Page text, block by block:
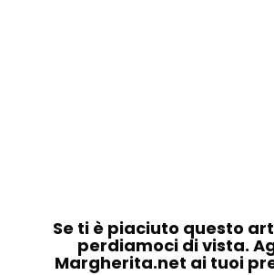
Se ti è piaciuto questo
perdiamoci di vista.
Margherita.net ai tuoi